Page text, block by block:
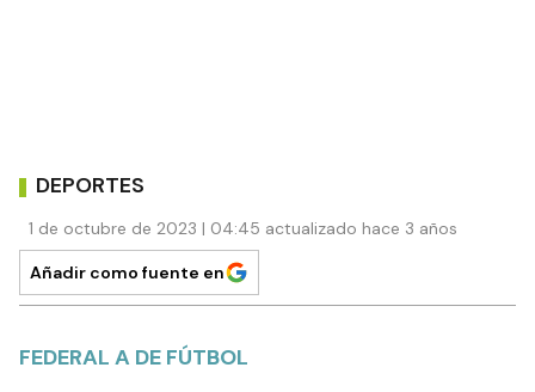
DEPORTES
1 de octubre de 2023 | 04:45 actualizado hace 3 años
Añadir como fuente en
FEDERAL A DE FÚTBOL